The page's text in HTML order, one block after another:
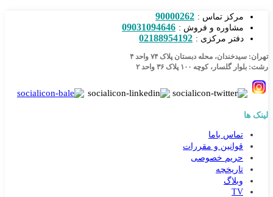
مرکز تماس : 90000262
مشاوره و فروش : 09031094646
دفتر مرکزی : 02188954192
تهران: سیدخندان، محله دبستان پلاک ۷۴ واحد ۴
رشت: بلوار گلسار، کوچه ۱۰۰ پلاک ۳۶ واحد ۲
لینک ها
تماس باما
قوانین و مقررات
حریم خصوصی
تاریخچه
وبلاگ
TV